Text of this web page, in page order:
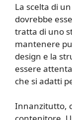
La scelta di
dovrebbe
tratta di uno
mantenere
design e la
essere
che si adatti
Innanzitutto,